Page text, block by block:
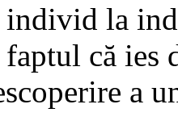
individ la
că
a